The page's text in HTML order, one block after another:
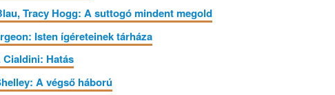
Tracy Hogg: A suttogó mindent megold
Isten ígéreteinek tárháza
Cialdini: Hatás
A végső háború